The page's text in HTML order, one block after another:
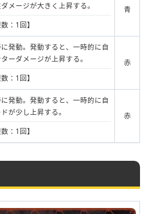
メージが大きく上昇する。
：1回】
青
発動。発動すると、一時的に自
ーダメージが上昇する。
：1回】
赤
発動。発動すると、一時的に自
が少し上昇する。
：1回】
赤